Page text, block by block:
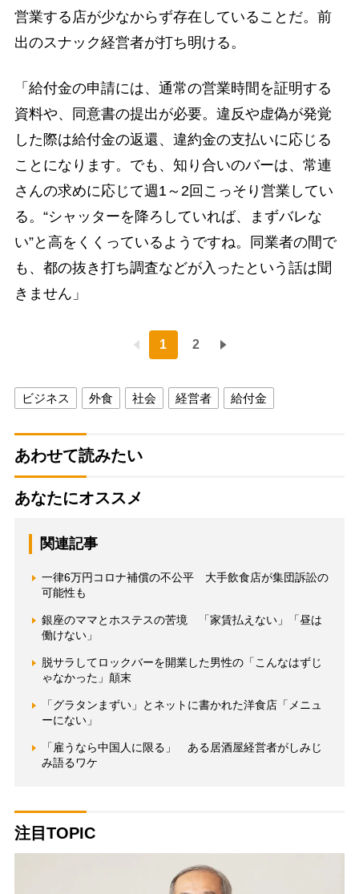
営業する店が少なからず存在していることだ。前
出のスナック経営者が打ち明ける。
「給付金の申請には、通常の営業時間を証明する
資料や、同意書の提出が必要。違反や虚偽が発覚
した際は給付金の返還、違約金の支払いに応じる
ことになります。でも、知り合いのバーは、常連
さんの求めに応じて週1～2回こっそり営業してい
る。“シャッターを降ろしていれば、まずバレな
い”と高をくくっているようですね。同業者の間で
も、都の抜き打ち調査などが入ったという話は聞
きません」
1 2
ビジネス 外食 社会 経営者 給付金
あわせて読みたい
あなたにオススメ
関連記事
一律6万円コロナ補償の不公平 大手飲食店が集団訴訟の
可能性も
銀座のママとホステスの苦境 「家賃払えない」「昼は
働けない」
脱サラしてロックバーを開業した男性の「こんなはずじ
ゃなかった」顛末
「グラタンまずい」とネットに書かれた洋食店「メニュ
ーにない」
「雇うなら中国人に限る」 ある居酒屋経営者がしみじ
み語るワケ
注目TOPIC